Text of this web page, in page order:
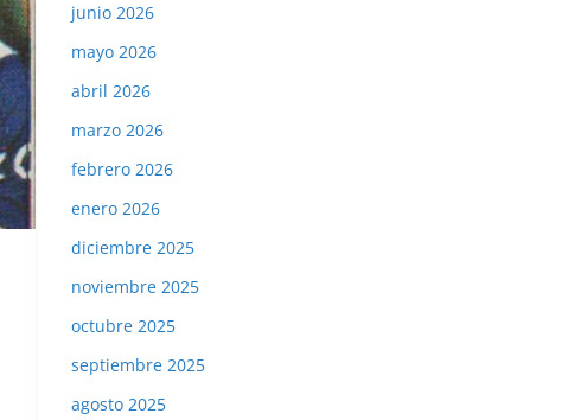
junio 2026
mayo 2026
abril 2026
marzo 2026
febrero 2026
enero 2026
diciembre 2025
noviembre 2025
octubre 2025
septiembre 2025
agosto 2025